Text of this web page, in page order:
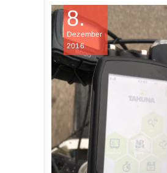
8.
Dezember
2016